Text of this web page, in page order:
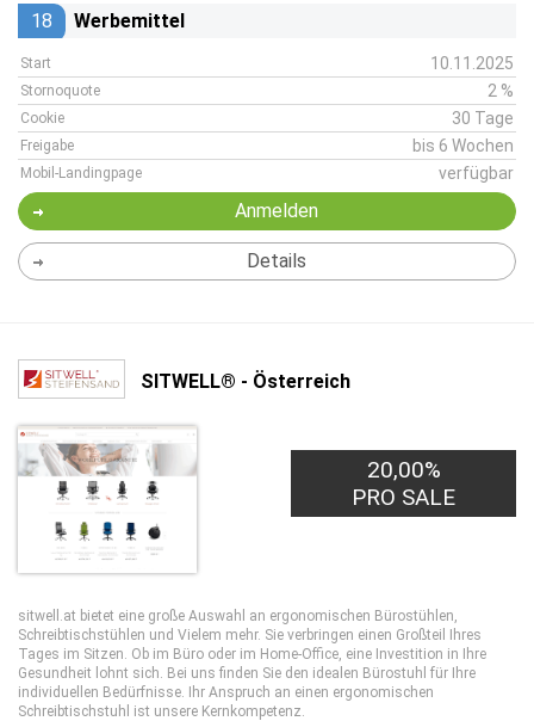
18 Werbemittel
Start 10.11.2025
Stornoquote 2 %
Cookie 30 Tage
Freigabe bis 6 Wochen
Mobil-Landingpage verfügbar
Anmelden
Details
SITWELL® - Österreich
20,00%
PRO SALE
sitwell.at bietet eine große Auswahl an ergonomischen Bürostühlen,
Schreibtischstühlen und Vielem mehr. Sie verbringen einen Großteil Ihres
Tages im Sitzen. Ob im Büro oder im Home-Office, eine Investition in Ihre
Gesundheit lohnt sich. Bei uns finden Sie den idealen Bürostuhl für Ihre
individuellen Bedürfnisse. Ihr Anspruch an einen ergonomischen
Schreibtischstuhl ist unsere Kernkompetenz.